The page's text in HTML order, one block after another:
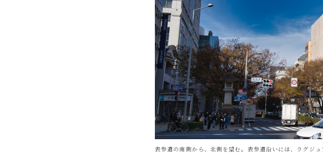
表参道の南側から、北側を望む。表参道沿いには、ラグジュ